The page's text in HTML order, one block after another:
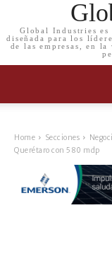
Global Industries
diseñada para los
de las empresas, en
Home Secciones
Querétaro con 580 mdp